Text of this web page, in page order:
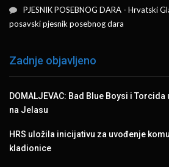
PJESNIK POSEBNOG DARA - Hrvatski
posavski pjesnik posebnog dara
Zadnje objavljeno
DOMALJEVAC: Bad Blue Boysi i
na Jelasu
HRS uložila inicijativu za uvođenje
kladionice